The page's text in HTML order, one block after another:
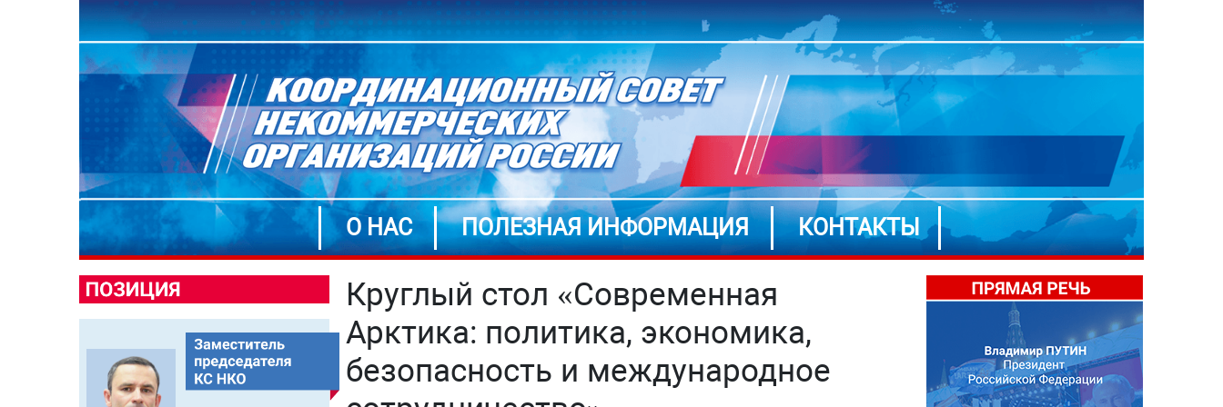
О НАС ПОЛЕЗНАЯ ИНФОРМАЦИЯ КОНТАКТЫ
Круглый стол «Современная
Арктика: политика, экономика,
безопасность и международное